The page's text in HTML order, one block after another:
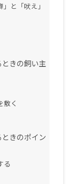
と「吠え」
きの飼い主
敷く
きのポイン
る